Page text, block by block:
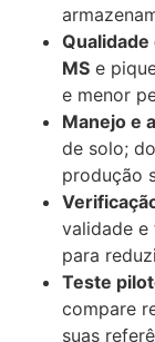
Qualidade
MS e
e menor
Manejo e
de solo;
produção
validade e
para
Teste
compare
suas